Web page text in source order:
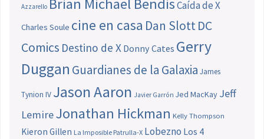
Azzarello Caída de X
Charles Soule cine en casa Dan SlottDC
Comics Destino de X Donny Cates Gerry
Duggan Guardianes de la Galaxia James
Tynion IV Jason Aaron Javier Garrón Jed MacKay Jeff
LemireJonathan Hickman Kelly Thompson
Kieron Gillen La Imposible Patrulla-X Lobezno Los 4